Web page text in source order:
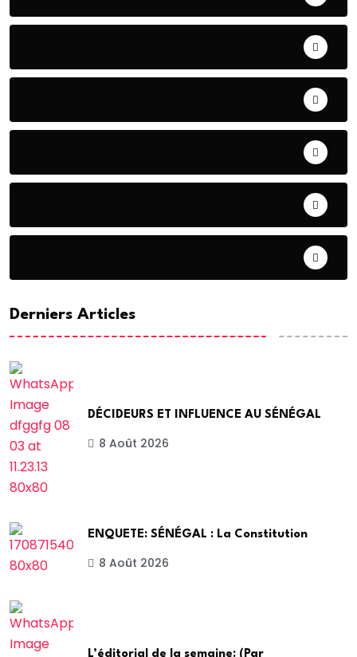
Derniers Articles
DÉCIDEURS ET INFLUENCE AU SÉNÉGAL
8 Août 2026
ENQUETE: SÉNÉGAL : La Constitution
8 Août 2026
L’éditorial de la semaine: (Par